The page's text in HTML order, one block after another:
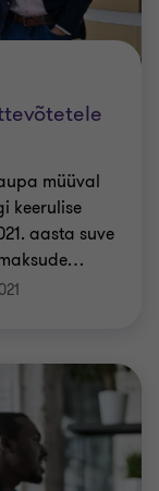
müüval
keerulise
aasta suve
…